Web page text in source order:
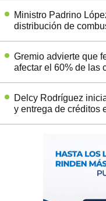
Ministro Padrino
distribución de
Gremio advierte que
afectar el 60% de las
Delcy Rodríguez
y entrega de créditos